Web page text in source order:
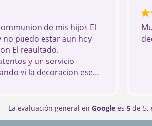
de mis hijos El
no puedo estar aun hoy
El reaultado.
y un servicio
vi la decoracion ese
La evaluación general en Googlees 5de 5,